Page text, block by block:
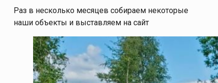
Раз в несколько месяцев собираем некоторые
наши объекты и выставляем на сайт